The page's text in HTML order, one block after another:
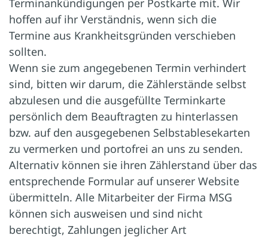
Terminankündigungen per Postkarte mit. Wir
hoffen auf ihr Verständnis, wenn sich die
Termine aus Krankheitsgründen verschieben
sollten.
Wenn sie zum angegebenen Termin verhindert
sind, bitten wir darum, die Zählerstände selbst
abzulesen und die ausgefüllte Terminkarte
persönlich dem Beauftragten zu hinterlassen
bzw. auf den ausgegebenen Selbstablesekarten
zu vermerken und portofrei an uns zu senden.
Alternativ können sie ihren Zählerstand über das
entsprechende Formular auf unserer Website
übermitteln. Alle Mitarbeiter der Firma MSG
können sich ausweisen und sind nicht
berechtigt, Zahlungen jeglicher Art